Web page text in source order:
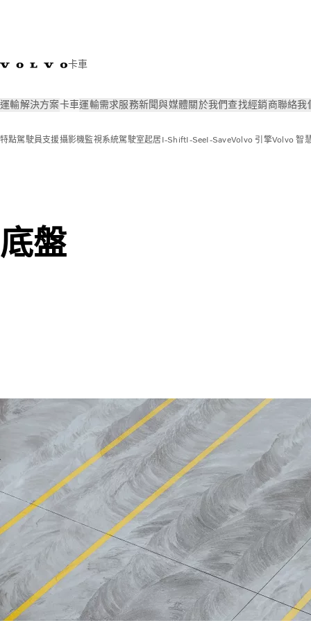
卡車
運輸解決方案卡車運輸需求服務新聞與媒體關於我們查找經銷商聯絡我
特點駕駛員支援攝影機監視系統駕駛室起居I-ShiftI-SeeI-SaveVolvo 引擎Volvo 智
底盤